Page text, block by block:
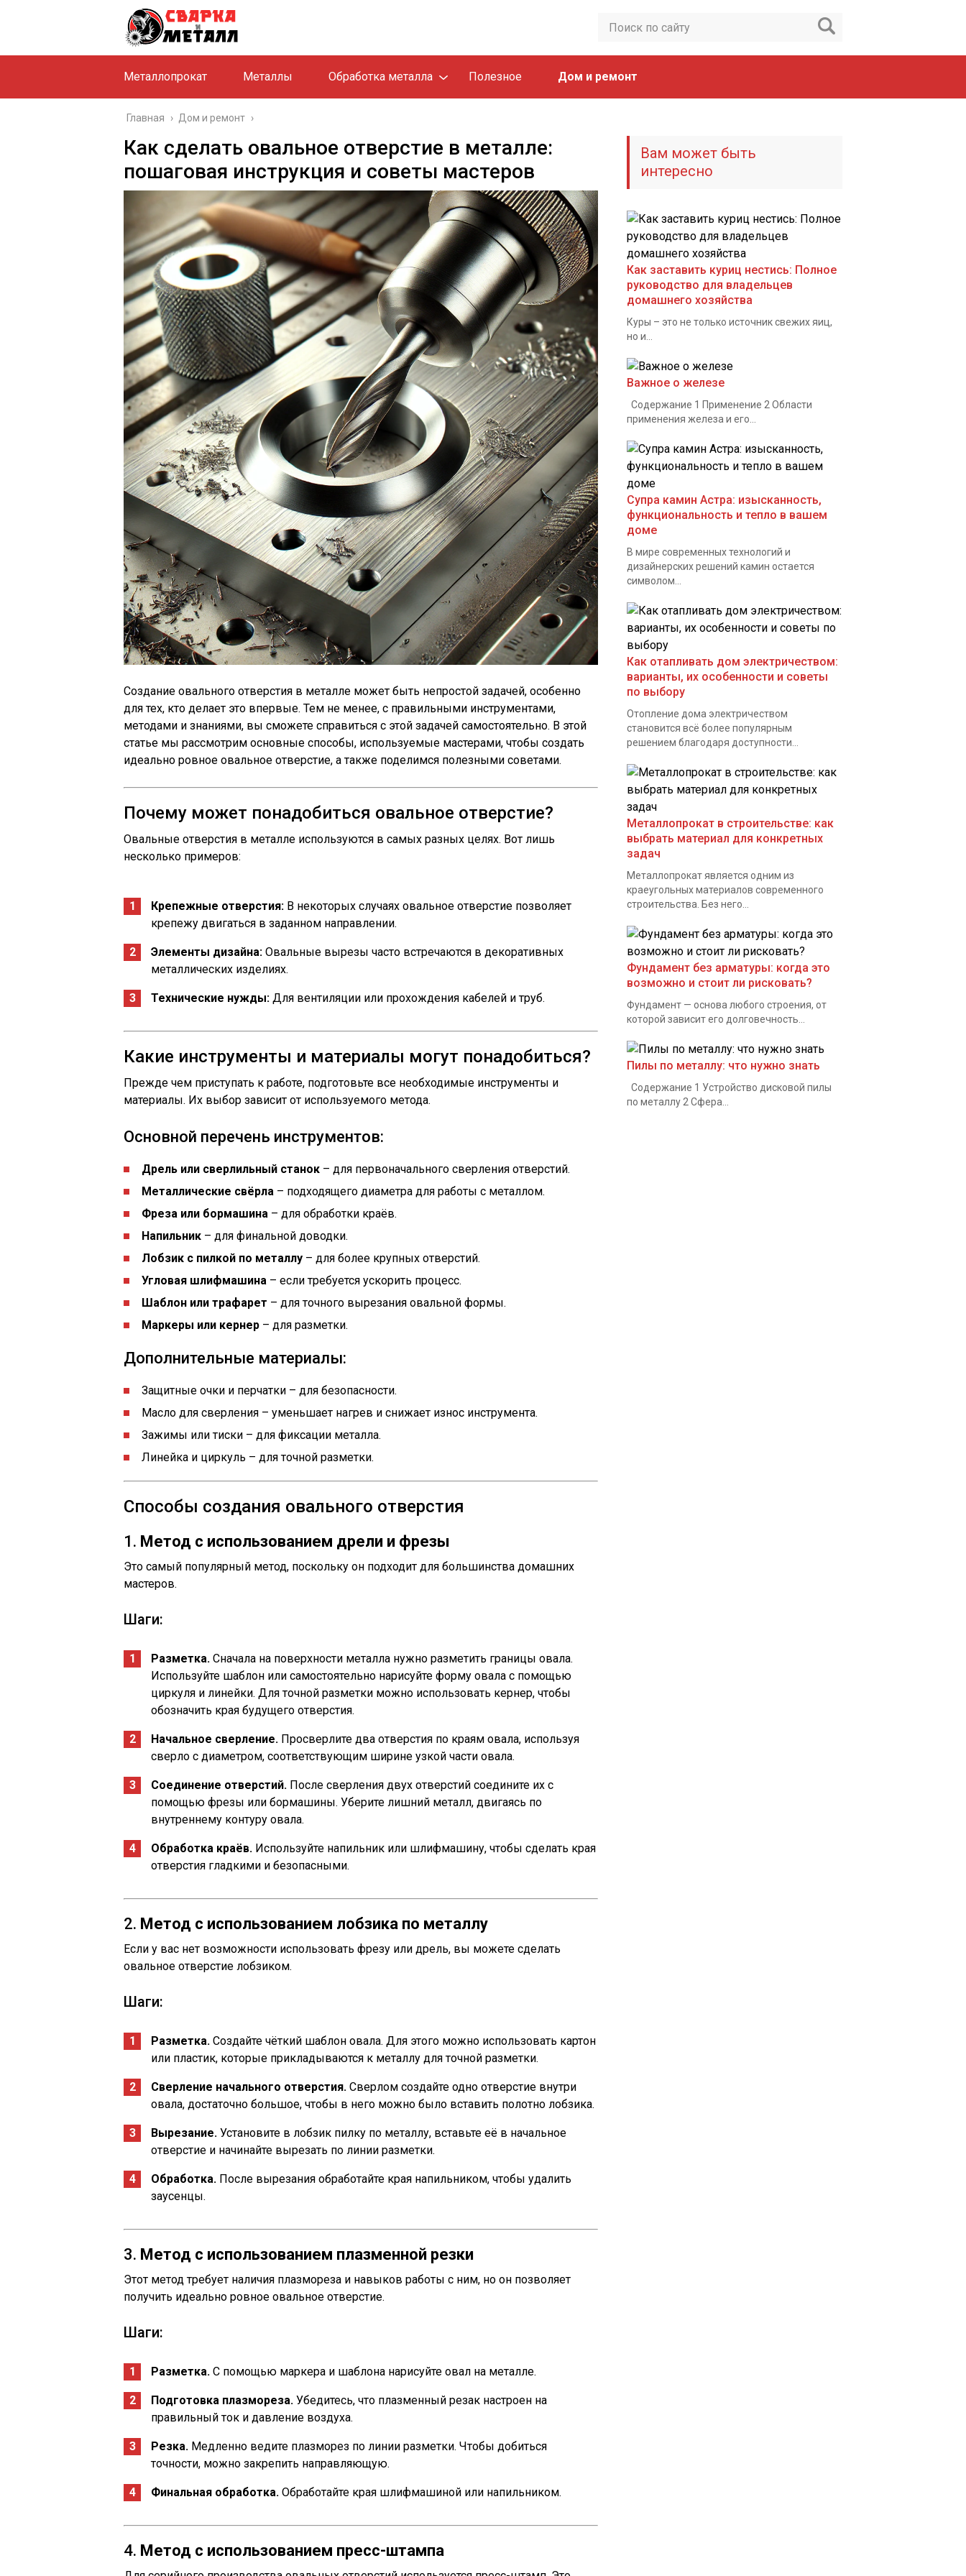
Металлопрокат Металлы Обработка металла Полезное Дом и ремонт
Главная › Дом и ремонт ›
Как сделать овальное отверстие в металле:
пошаговая инструкция и советы мастеров
Создание овального отверстия в металле может быть непростой задачей, особенно
для тех, кто делает это впервые. Тем не менее, с правильными инструментами,
методами и знаниями, вы сможете справиться с этой задачей самостоятельно. В этой
статье мы рассмотрим основные способы, используемые мастерами, чтобы создать
идеально ровное овальное отверстие, а также поделимся полезными советами.
Почему может понадобиться овальное отверстие?
Овальные отверстия в металле используются в самых разных целях. Вот лишь
несколько примеров:
Крепежные отверстия: В некоторых случаях овальное отверстие позволяет
крепежу двигаться в заданном направлении.
Элементы дизайна: Овальные вырезы часто встречаются в декоративных
металлических изделиях.
Технические нужды: Для вентиляции или прохождения кабелей и труб.
Какие инструменты и материалы могут понадобиться?
Прежде чем приступать к работе, подготовьте все необходимые инструменты и
материалы. Их выбор зависит от используемого метода.
Основной перечень инструментов:
Дрель или сверлильный станок – для первоначального сверления отверстий.
Металлические свёрла – подходящего диаметра для работы с металлом.
Фреза или бормашина – для обработки краёв.
Напильник – для финальной доводки.
Лобзик с пилкой по металлу – для более крупных отверстий.
Угловая шлифмашина – если требуется ускорить процесс.
Шаблон или трафарет – для точного вырезания овальной формы.
Маркеры или кернер – для разметки.
Дополнительные материалы:
Защитные очки и перчатки – для безопасности.
Масло для сверления – уменьшает нагрев и снижает износ инструмента.
Зажимы или тиски – для фиксации металла.
Линейка и циркуль – для точной разметки.
Способы создания овального отверстия
1. Метод с использованием дрели и фрезы
Это самый популярный метод, поскольку он подходит для большинства домашних
мастеров.
Шаги:
Разметка. Сначала на поверхности металла нужно разметить границы овала.
Используйте шаблон или самостоятельно нарисуйте форму овала с помощью
циркуля и линейки. Для точной разметки можно использовать кернер, чтобы
обозначить края будущего отверстия.
Начальное сверление. Просверлите два отверстия по краям овала, используя
сверло с диаметром, соответствующим ширине узкой части овала.
Соединение отверстий. После сверления двух отверстий соедините их с
помощью фрезы или бормашины. Уберите лишний металл, двигаясь по
внутреннему контуру овала.
Обработка краёв. Используйте напильник или шлифмашину, чтобы сделать края
отверстия гладкими и безопасными.
2. Метод с использованием лобзика по металлу
Если у вас нет возможности использовать фрезу или дрель, вы можете сделать
овальное отверстие лобзиком.
Шаги:
Разметка. Создайте чёткий шаблон овала. Для этого можно использовать картон
или пластик, которые прикладываются к металлу для точной разметки.
Сверление начального отверстия. Сверлом создайте одно отверстие внутри
овала, достаточно большое, чтобы в него можно было вставить полотно лобзика.
Вырезание. Установите в лобзик пилку по металлу, вставьте её в начальное
отверстие и начинайте вырезать по линии разметки.
Обработка. После вырезания обработайте края напильником, чтобы удалить
заусенцы.
3. Метод с использованием плазменной резки
Этот метод требует наличия плазмореза и навыков работы с ним, но он позволяет
получить идеально ровное овальное отверстие.
Шаги:
Разметка. С помощью маркера и шаблона нарисуйте овал на металле.
Подготовка плазмореза. Убедитесь, что плазменный резак настроен на
правильный ток и давление воздуха.
Резка. Медленно ведите плазморез по линии разметки. Чтобы добиться
точности, можно закрепить направляющую.
Финальная обработка. Обработайте края шлифмашиной или напильником.
4. Метод с использованием пресс-штампа
Вам может быть
интересно
Как заставить куриц нестись: Полное
руководство для владельцев
домашнего хозяйства
Куры – это не только источник свежих яиц,
но и...
Важное о железе
Содержание 1 Применение 2 Области
применения железа и его...
Супра камин Астра: изысканность,
функциональность и тепло в вашем
доме
В мире современных технологий и
дизайнерских решений камин остается
символом...
Как отапливать дом электричеством:
варианты, их особенности и советы
по выбору
Отопление дома электричеством
становится всё более популярным
решением благодаря доступности...
Металлопрокат в строительстве: как
выбрать материал для конкретных
задач
Металлопрокат является одним из
краеугольных материалов современного
строительства. Без него...
Фундамент без арматуры: когда это
возможно и стоит ли рисковать?
Фундамент — основа любого строения, от
которой зависит его долговечность...
Пилы по металлу: что нужно знать
Содержание 1 Устройство дисковой пилы
по металлу 2 Сфера...